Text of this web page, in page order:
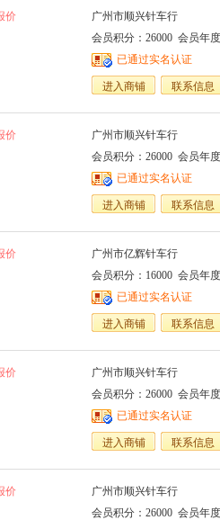
价
广州市顺兴针车行
会员积分：26000 会员年
已通过实名认证
进入商铺 联系信息
价
广州市顺兴针车行
会员积分：26000 会员年
已通过实名认证
进入商铺 联系信息
价
广州市亿辉针车行
会员积分：16000 会员年
已通过实名认证
进入商铺 联系信息
价
广州市顺兴针车行
会员积分：26000 会员年
已通过实名认证
进入商铺 联系信息
价
广州市顺兴针车行
会员积分：26000 会员年